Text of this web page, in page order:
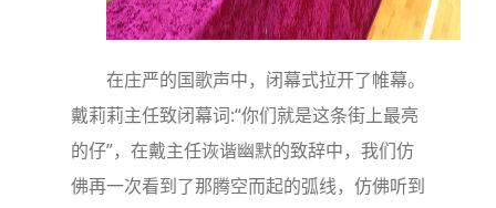
在庄严的国歌声中，闭幕式拉开了帷幕。
戴莉莉主任致闭幕词:“你们就是这条街上最亮
的仔”，在戴主任诙谐幽默的致辞中，我们仿
佛再一次看到了那腾空而起的弧线，仿佛听到